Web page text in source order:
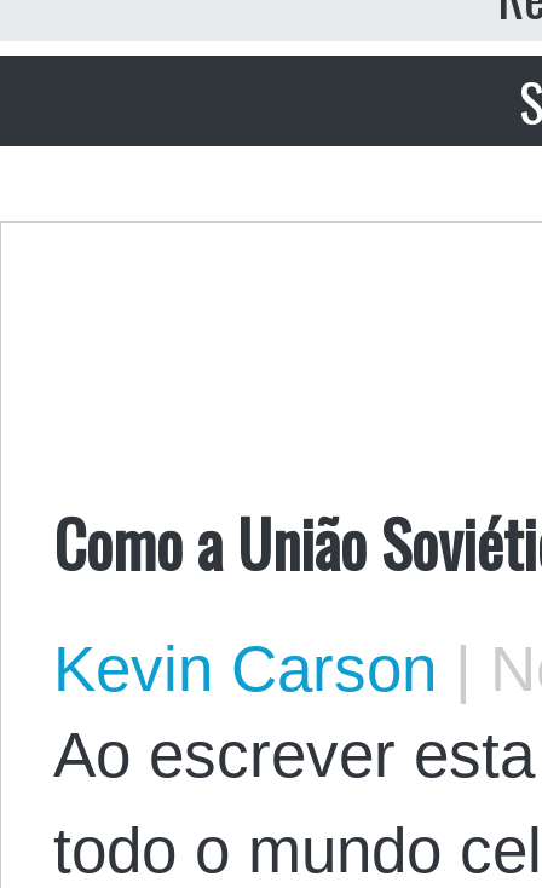
Como a União
Kevin Carson |
Ao escrever
todo o mundo